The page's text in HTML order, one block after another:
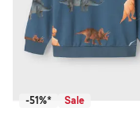
-51%* Sale